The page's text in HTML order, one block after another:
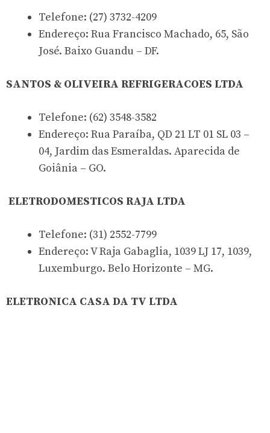
Telefone: (27) 3732-4209
Endereço: Rua Francisco Machado, 65, São
José. Baixo Guandu – DF.
SANTOS & OLIVEIRA REFRIGERACOES LTDA
Telefone: (62) 3548-3582
Endereço: Rua Paraíba, QD 21 LT 01 SL 03 –
04, Jardim das Esmeraldas. Aparecida de
Goiânia – GO.
ELETRODOMESTICOS RAJA LTDA
Telefone: (31) 2552-7799
Endereço: V Raja Gabaglia, 1039 LJ 17, 1039,
Luxemburgo. Belo Horizonte – MG.
ELETRONICA CASA DA TV LTDA